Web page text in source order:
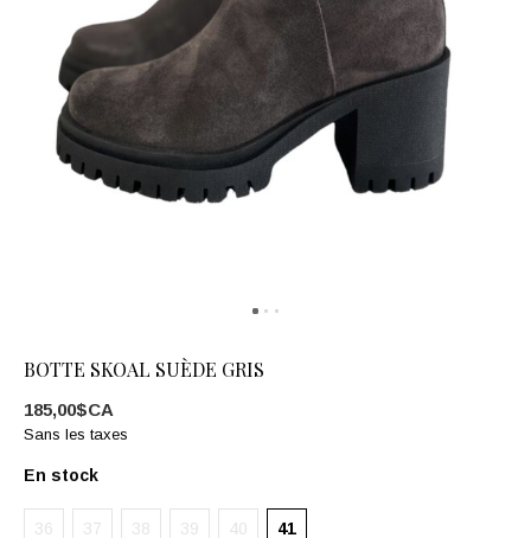
BOTTE SKOAL SUÈDE GRIS
185,00$CA
Sans les taxes
En stock
36 37 38 39 40 41